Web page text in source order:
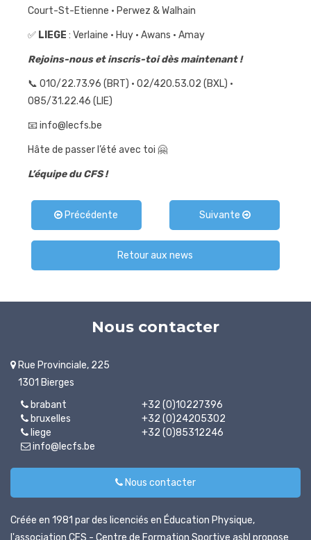
Court-St-Etienne • Perwez & Walhain
✅ LIEGE : Verlaine • Huy • Awans • Amay
Rejoins-nous et inscris-toi dès maintenant !
📞 010/22.73.96 (BRT) • 02/420.53.02 (BXL) •
085/31.22.46 (LIE)
📧 info@lecfs.be
Hâte de passer l’été avec toi 🤗
L’équipe du CFS !
Précédente Suivante
Retour aux news
Nous contacter
Rue Provinciale, 225
1301 Bierges
brabant
+32 (0)10227396
bruxelles
+32 (0)24205302
liege
+32 (0)85312246
info@lecfs.be
Nous contacter
Créée en 1981 par des licenciés en Éducation Physique,
l'association CFS - Centre de Formation Sportive asbl propose